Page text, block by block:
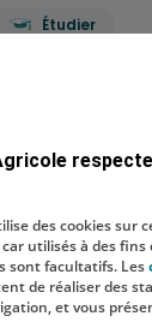
Étudier
de
Economiser
des cookies sur
utilisés à des
sont facultatifs. Les
de réaliser des
et vous